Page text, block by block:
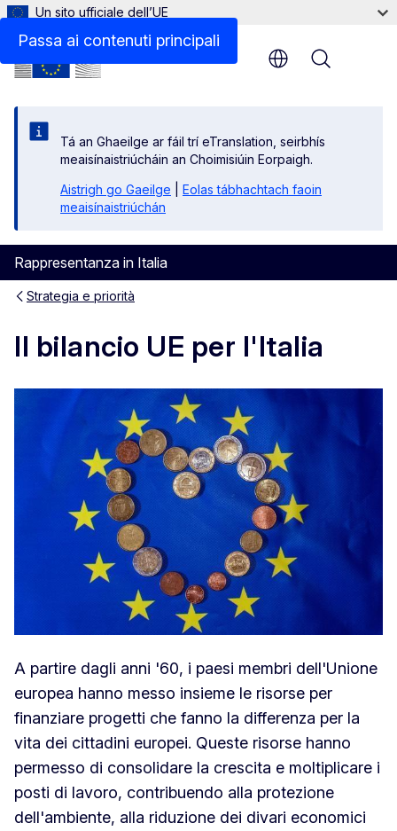
Passa ai contenuti principali
Un sito ufficiale dell’UE
Tá an Ghaeilge ar fáil trí eTranslation, seirbhís
meaisínaistriúcháin an Choimisiúin Eorpaigh.
Aistrigh go Gaeilge
Eolas tábhachtach faoin
meaisínaistriúchán
Rappresentanza in Italia
Menu
Strategia e priorità
Il bilancio UE per l'Italia
Link correlati
A partire dagli anni '60, i paesi membri dell'Unione
europea hanno messo insieme le risorse per
finanziare progetti che fanno la differenza per la
vita dei cittadini europei. Queste risorse hanno
permesso di consolidare la crescita e moltiplicare i
posti di lavoro, contribuendo alla protezione
dell'ambiente, alla riduzione dei divari economici